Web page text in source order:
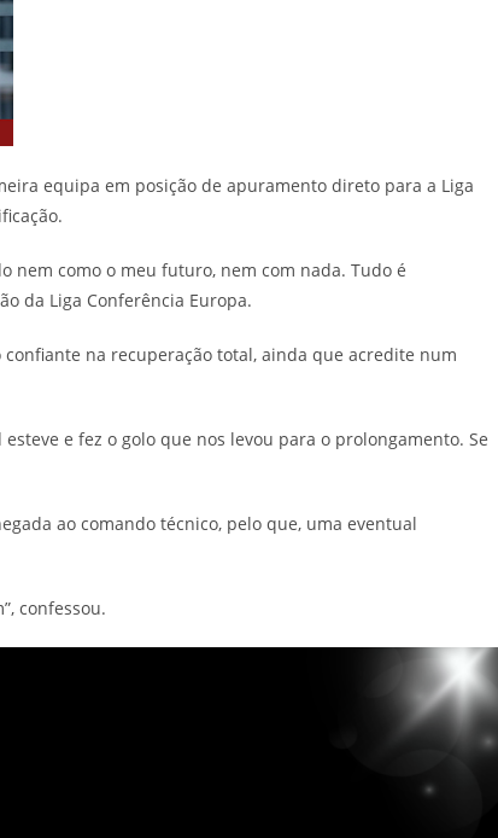
equipa em posição de apuramento direto para a Liga
nem como o meu futuro, nem com nada. Tudo é
da Liga Conferência Europa.
na recuperação total, ainda que acredite num
e fez o golo que nos levou para o prolongamento. Se
ao comando técnico, pelo que, uma eventual
confessou.